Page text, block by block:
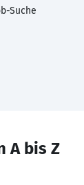
Suche
A bis Z